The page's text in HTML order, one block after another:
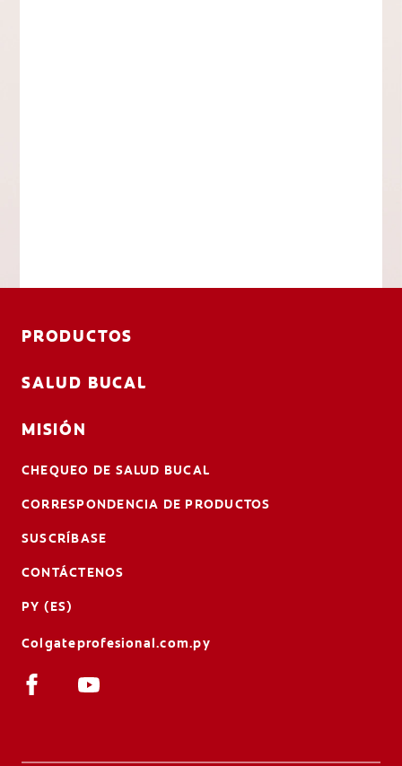
PRODUCTOS
SALUD BUCAL
MISIÓN
CHEQUEO DE SALUD BUCAL
CORRESPONDENCIA DE PRODUCTOS
SUSCRÍBASE
CONTÁCTENOS
PY (ES)
Colgateprofesional.com.py